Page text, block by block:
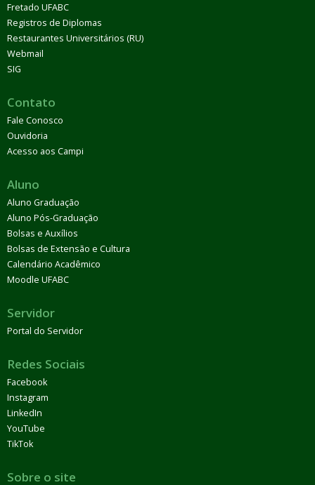
Fretado UFABC
Registros de Diplomas
Restaurantes Universitários (RU)
Webmail
SIG
Contato
Fale Conosco
Ouvidoria
Acesso aos Campi
Aluno
Aluno Graduação
Aluno Pós-Graduação
Bolsas e Auxílios
Bolsas de Extensão e Cultura
Calendário Acadêmico
Moodle UFABC
Servidor
Portal do Servidor
Redes Sociais
Facebook
Instagram
LinkedIn
YouTube
TikTok
Sobre o site